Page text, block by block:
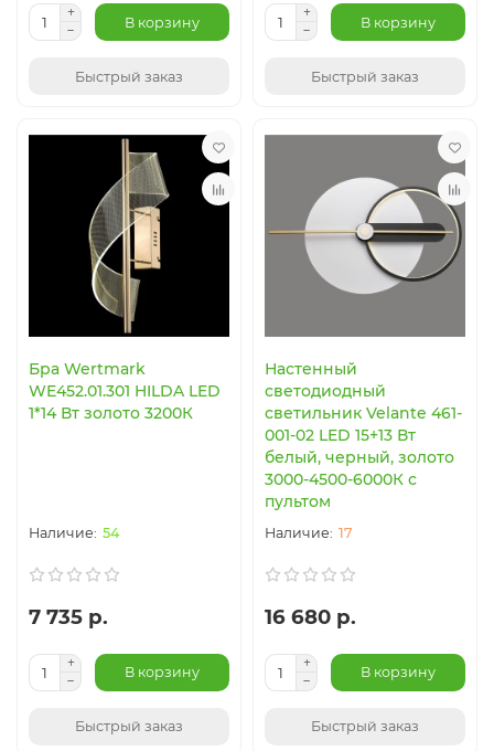
В корзину
Быстрый заказ
В корзину
Быстрый заказ
Бра Wertmark
WE452.01.301 HILDA LED
1*14 Вт золото 3200К
54
7 735 р.
В корзину
Быстрый заказ
Настенный
светодиодный
светильник Velante 461-
001-02 LED 15+13 Вт
белый, черный, золото
3000-4500-6000К с
пультом
17
16 680 р.
В корзину
Быстрый заказ